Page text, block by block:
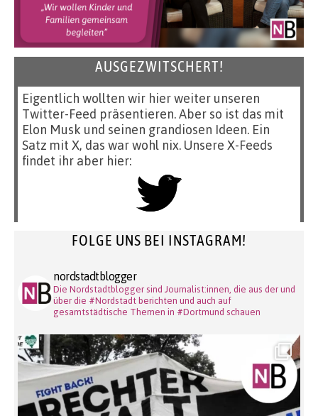
AUSGEZWITSCHERT!
Eigentlich wollten wir hier weiter unseren
Twitter-Feed präsentieren. Aber so ist das mit
Elon Musk und seinen grandiosen Ideen. Ein
Satz mit X, das war wohl nix. Unsere X-Feeds
findet ihr aber hier:
FOLGE UNS BEI INSTAGRAM!
nordstadtblogger
Die Nordstadtblogger sind Journalist:innen, die aus der und
über die #Nordstadt berichten und auch auf
gesamtstädtische Themen in #Dortmund schauen